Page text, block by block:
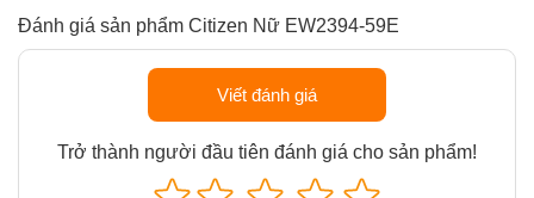
Đánh giá sản phẩm Citizen Nữ EW2394-59E
Viết đánh giá
Trở thành người đầu tiên đánh giá cho sản phẩm!